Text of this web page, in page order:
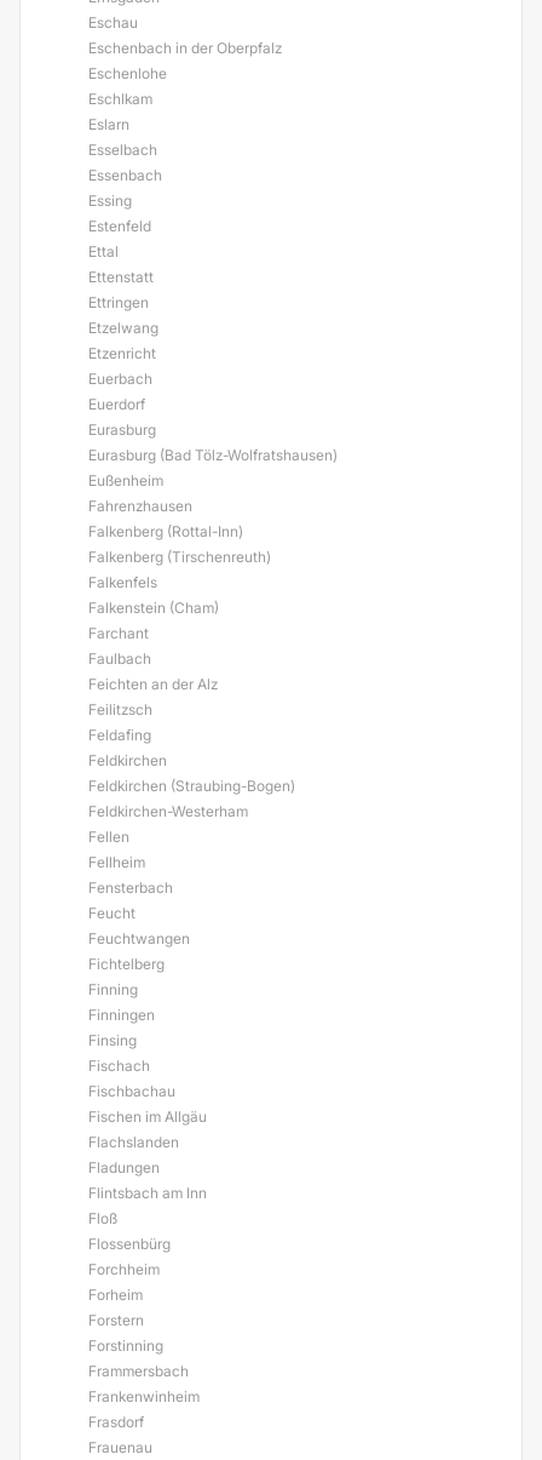
Eschau
Eschenbach in der Oberpfalz
Eschenlohe
Eschlkam
Eslarn
Esselbach
Essenbach
Essing
Estenfeld
Ettal
Ettenstatt
Ettringen
Etzelwang
Etzenricht
Euerbach
Euerdorf
Eurasburg
Eurasburg (Bad Tölz-Wolfratshausen)
Eußenheim
Fahrenzhausen
Falkenberg (Rottal-Inn)
Falkenberg (Tirschenreuth)
Falkenfels
Falkenstein (Cham)
Farchant
Faulbach
Feichten an der Alz
Feilitzsch
Feldafing
Feldkirchen
Feldkirchen (Straubing-Bogen)
Feldkirchen-Westerham
Fellen
Fellheim
Fensterbach
Feucht
Feuchtwangen
Fichtelberg
Finning
Finningen
Finsing
Fischach
Fischbachau
Fischen im Allgäu
Flachslanden
Fladungen
Flintsbach am Inn
Floß
Flossenbürg
Forchheim
Forheim
Forstern
Forstinning
Frammersbach
Frankenwinheim
Frasdorf
Frauenau